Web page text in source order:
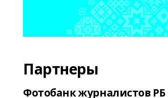
Партнеры
Фотобанк журналистов РБ